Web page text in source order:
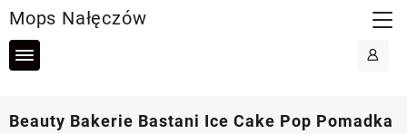
to
content
Mops Nałęczów
Beauty Bakerie Bastani Ice Cake Pop Pomadka